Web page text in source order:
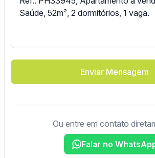
Enviar Mensagem
Ou entre em contato
Falar no